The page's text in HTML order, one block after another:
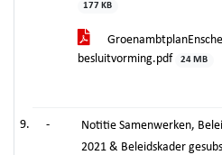
177 KB
besluitvorming.pdf
24 MB
-
Notitie Samenwerken,
2021 & Beleidskader